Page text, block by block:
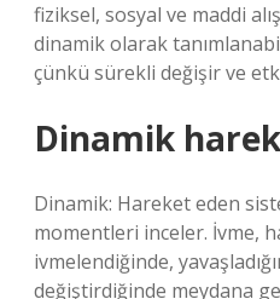
fiziksel, sosyal ve maddi
dinamik olarak
çünkü sürekli değişir ve
Dinamik
Dinamik: Hareket eden
momentleri inceler. İvme,
ivmelendiğinde,
değiştirdiğinde meydana